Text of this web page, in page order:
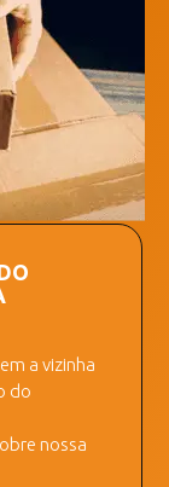
a vizinha
do
nossa